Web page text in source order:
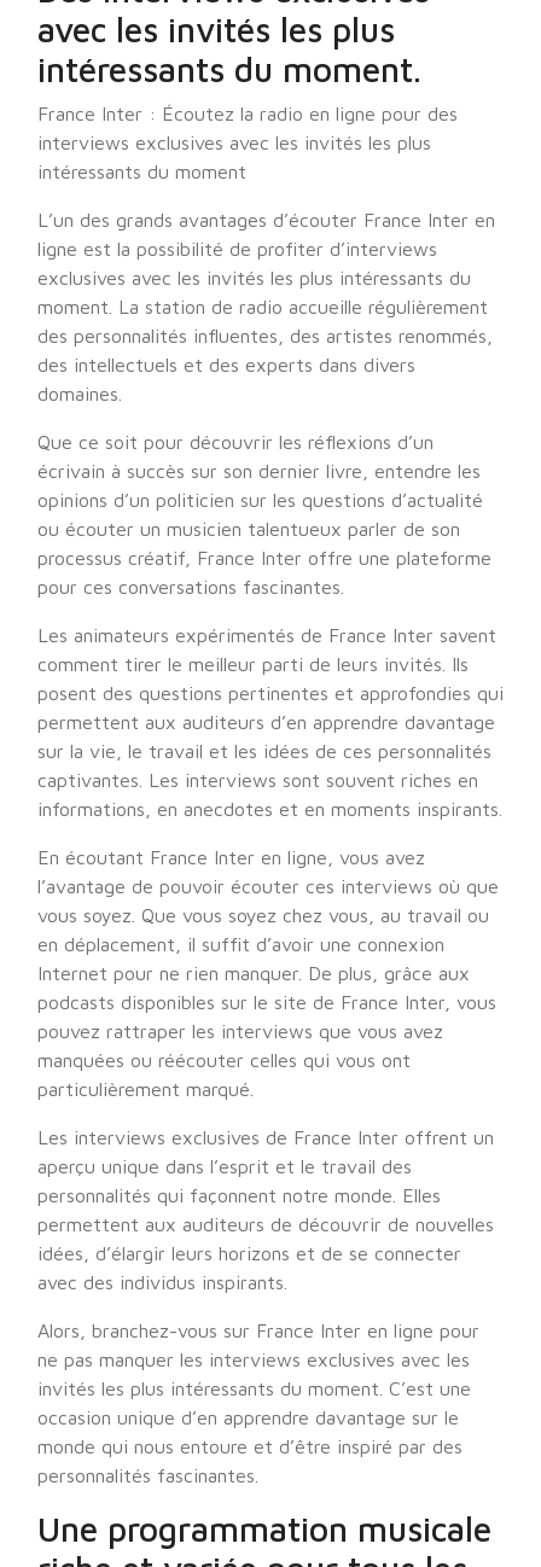
avec les invités les plus
intéressants du moment.
France Inter : Écoutez la radio en ligne pour des
interviews exclusives avec les invités les plus
intéressants du moment
L’un des grands avantages d’écouter France Inter en
ligne est la possibilité de profiter d’interviews
exclusives avec les invités les plus intéressants du
moment. La station de radio accueille régulièrement
des personnalités influentes, des artistes renommés,
des intellectuels et des experts dans divers
domaines.
Que ce soit pour découvrir les réflexions d’un
écrivain à succès sur son dernier livre, entendre les
opinions d’un politicien sur les questions d’actualité
ou écouter un musicien talentueux parler de son
processus créatif, France Inter offre une plateforme
pour ces conversations fascinantes.
Les animateurs expérimentés de France Inter savent
comment tirer le meilleur parti de leurs invités. Ils
posent des questions pertinentes et approfondies qui
permettent aux auditeurs d’en apprendre davantage
sur la vie, le travail et les idées de ces personnalités
captivantes. Les interviews sont souvent riches en
informations, en anecdotes et en moments inspirants.
En écoutant France Inter en ligne, vous avez
l’avantage de pouvoir écouter ces interviews où que
vous soyez. Que vous soyez chez vous, au travail ou
en déplacement, il suffit d’avoir une connexion
Internet pour ne rien manquer. De plus, grâce aux
podcasts disponibles sur le site de France Inter, vous
pouvez rattraper les interviews que vous avez
manquées ou réécouter celles qui vous ont
particulièrement marqué.
Les interviews exclusives de France Inter offrent un
aperçu unique dans l’esprit et le travail des
personnalités qui façonnent notre monde. Elles
permettent aux auditeurs de découvrir de nouvelles
idées, d’élargir leurs horizons et de se connecter
avec des individus inspirants.
Alors, branchez-vous sur France Inter en ligne pour
ne pas manquer les interviews exclusives avec les
invités les plus intéressants du moment. C’est une
occasion unique d’en apprendre davantage sur le
monde qui nous entoure et d’être inspiré par des
personnalités fascinantes.
Une programmation musicale